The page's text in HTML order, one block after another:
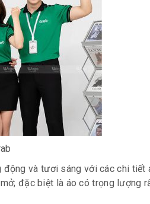
động và tươi sáng với các chi tiết
đặc biệt là áo có trọng lượng